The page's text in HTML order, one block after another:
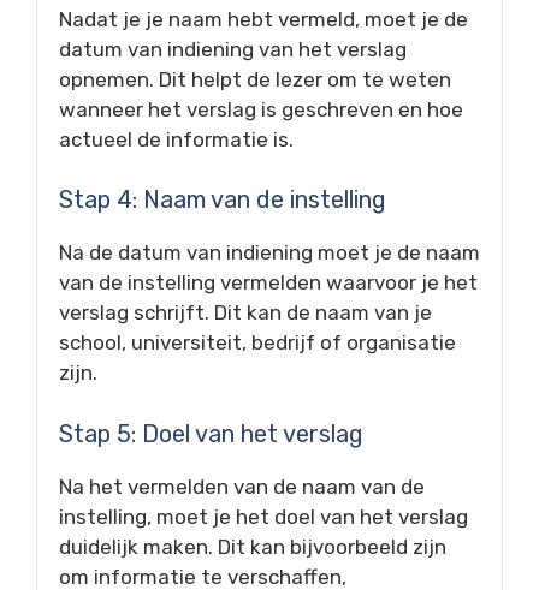
Nadat je je naam hebt vermeld, moet je de
datum van indiening van het verslag
opnemen. Dit helpt de lezer om te weten
wanneer het verslag is geschreven en hoe
actueel de informatie is.
Stap 4: Naam van de instelling
Na de datum van indiening moet je de naam
van de instelling vermelden waarvoor je het
verslag schrijft. Dit kan de naam van je
school, universiteit, bedrijf of organisatie
zijn.
Stap 5: Doel van het verslag
Na het vermelden van de naam van de
instelling, moet je het doel van het verslag
duidelijk maken. Dit kan bijvoorbeeld zijn
om informatie te verschaffen,